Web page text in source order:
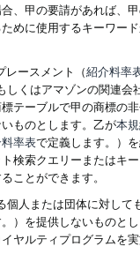
、甲の要請があれば、
めに使用するキーワー
レースメント（紹介料率
しくはアマゾンの関連
テーブルで甲の商標の
ものとします。乙が本
率表で定義します。）
検索クエリーまたはキ
ことができます。
人または団体に対し
）を提供しないものと
ヤルティプログラムを